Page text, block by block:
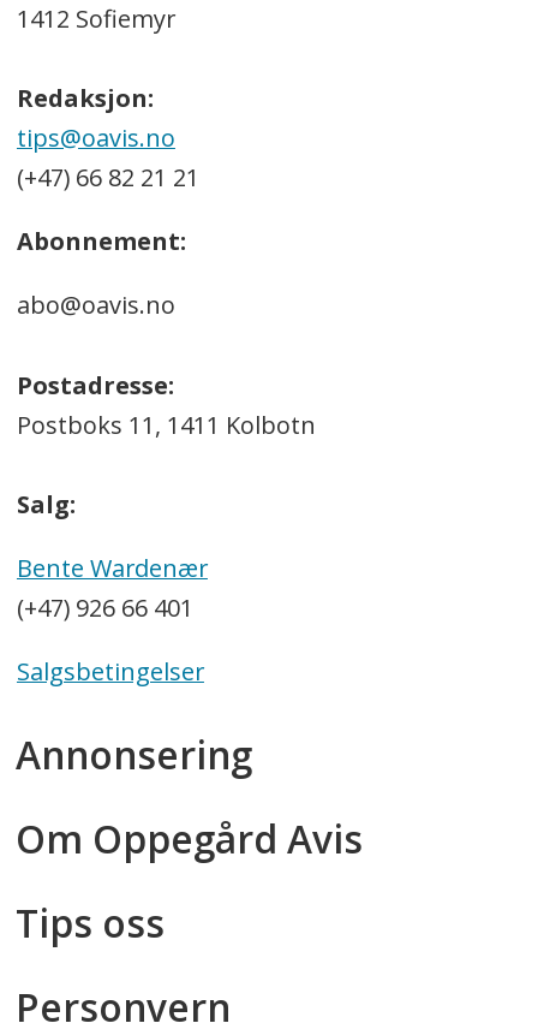
1412 Sofiemyr
Redaksjon:
tips@oavis.no
(+47) 66 82 21 21
Abonnement:
abo@oavis.no
Postadresse:
Postboks 11, 1411 Kolbotn
Salg:
Bente Wardenær
(+47) 926 66 401
Salgsbetingelser
Annonsering
Om Oppegård Avis
Tips oss
Personvern